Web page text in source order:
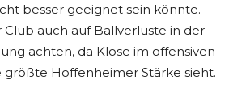
besser geeignet sein könnte.
Club auch auf Ballverluste in der
achten, da Klose im offensiven
größte Hoffenheimer Stärke sieht.